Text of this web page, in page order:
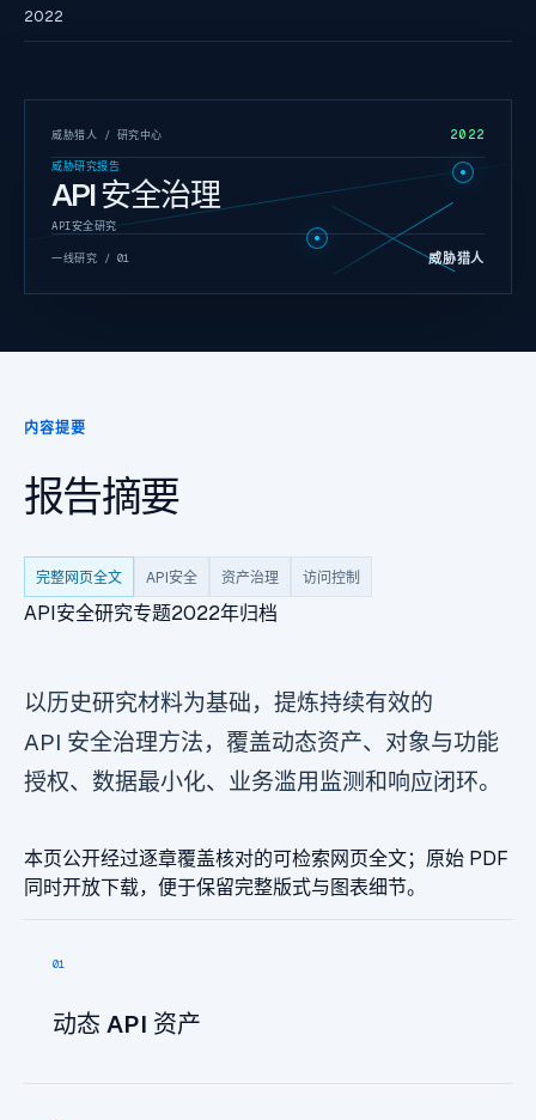
2022
威胁猎人 / 研究中心 2022
威胁研究报告
API 安全治理
API安全研究
一线研究 / 01 威胁猎人
内容提要
报告摘要
完整网页全文 API安全 资产治理 访问控制
API安全研究专题2022年归档
以历史研究材料为基础，提炼持续有效的
API 安全治理方法，覆盖动态资产、对象与功能
授权、数据最小化、业务滥用监测和响应闭环。
本页公开经过逐章覆盖核对的可检索网页全文；原始 PDF
同时开放下载，便于保留完整版式与图表细节。
01
动态 API 资产